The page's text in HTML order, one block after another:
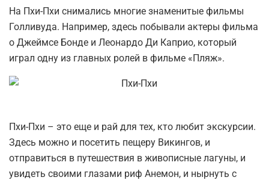
На Пхи-Пхи снимались многие знаменитые фильмы
Голливуда. Например, здесь побывали актеры фильма
о Джеймсе Бонде и Леонардо Ди Каприо, который
играл одну из главных ролей в фильме «Пляж».
Пхи-Пхи – это еще и рай для тех, кто любит экскурсии.
Здесь можно и посетить пещеру Викингов, и
отправиться в путешествия в живописные лагуны, и
увидеть своими глазами риф Анемон, и нырнуть с